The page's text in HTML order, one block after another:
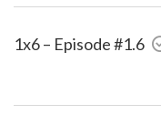
1x6 – Episode #1.6